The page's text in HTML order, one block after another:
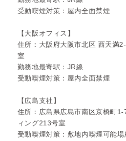
受動喫煙対策：屋内全面禁煙
【大阪オフィス】
住所：大阪府大阪市北区 西天満
室
勤務地最寄駅：JR線
受動喫煙対策：屋内全面禁煙
【広島支社】
住所：広島県広島市南区京橋町
ィング213号室
受動喫煙対策：敷地内喫煙可能場